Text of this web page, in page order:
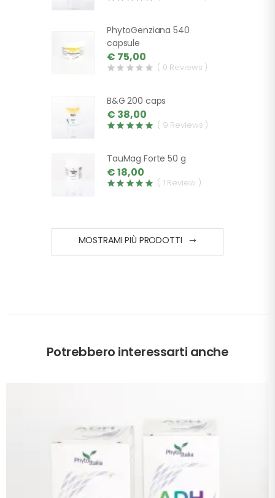
PhytoGenziana 540
capsule
€ 75,00
( 0 Reviews )
B&G 200 caps
€ 38,00
( 9 Reviews )
TauMag Forte 50 g
€ 18,00
( 1 Review )
MOSTRAMI PIÙ PRODOTTI
Potrebbero interessarti anche